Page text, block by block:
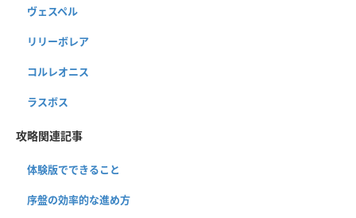
ヴェスペル
リリーボレア
コルレオニス
ラスボス
攻略関連記事
体験版でできること
序盤の効率的な進め方